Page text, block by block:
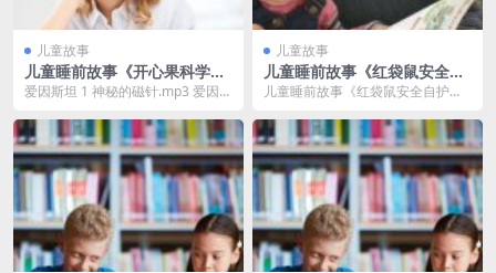
儿童故事
儿童睡前故事《开心果科学名
人堂之爱因斯坦》MP3免费打
爱因斯坦 1 神秘的磁针.mp3 爱因斯
儿童故事
儿童睡前故事《红袋鼠安全自
护金牌故事》MP3免费打包下
儿童睡前故事《红袋鼠安全自护金
体篇、户外篇、游戏...